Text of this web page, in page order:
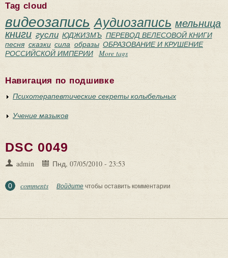
Tag cloud
видеозапись Аудиозапись мельница
книги гусли ЮДЖИЗМЪ ПЕРЕВОД ВЕЛЕСОВОЙ КНИГИ
песня сказки сила образы ОБРАЗОВАНИЕ И КРУШЕНИЕ
РОССИЙСКОЙ ИМПЕРИИ More tags
Навигация по подшивке
Психотерапевтические секреты колыбельных
Учение мазыков
DSC 0049
admin Пнд, 07/05/2010 - 23:53
0 comments Войдитечтобы оставить комментарии